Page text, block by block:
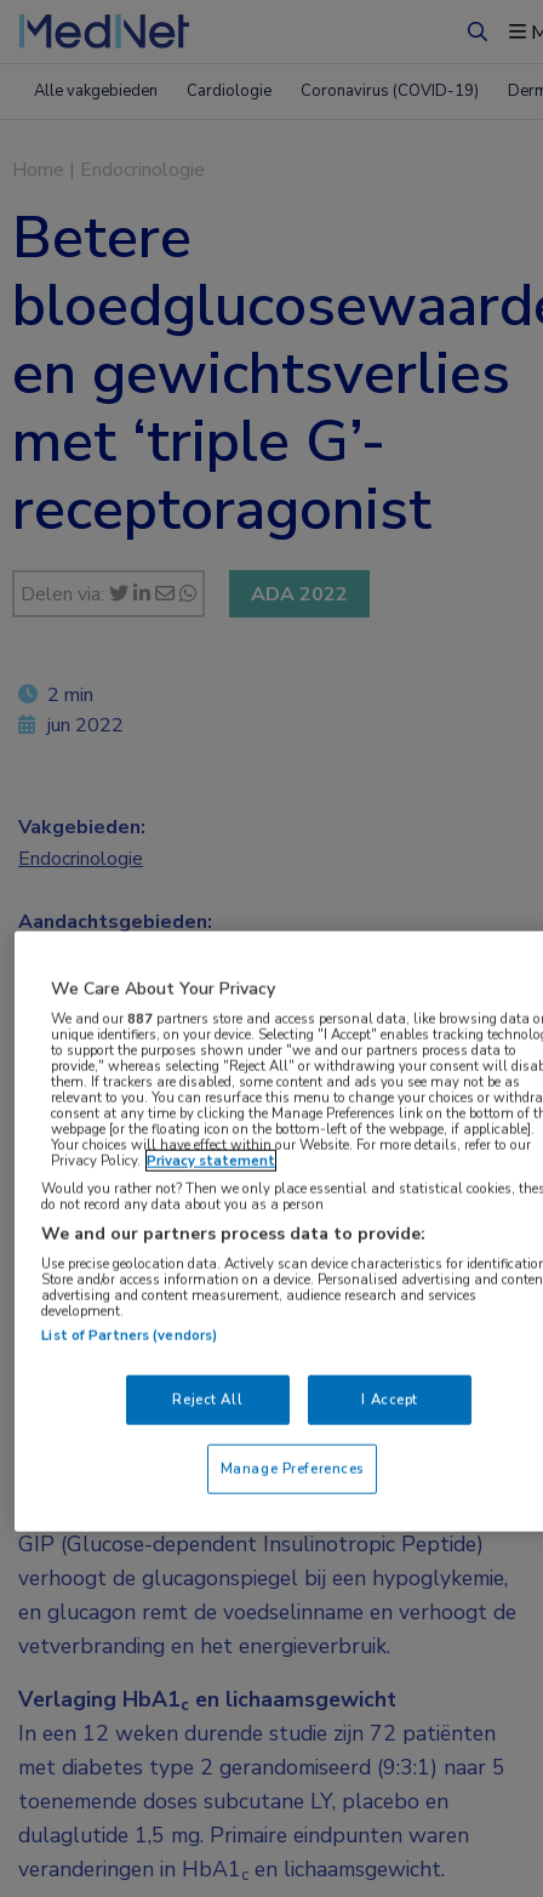
Zoeken
Alle vakgebieden Cardiologie Coronavirus (COVID-19)
Home | Endocrinologie
Betere
en gewichtsverlies
met ‘triple G’-
receptoragonist
Delen via: ADA 2022
Na de duale GIP/GLP-1 receptoragonisten is er
nu ook een GIP/GLP-1/glucagon-receptoragonist:
3437943 (LY). In een gerandomiseerde,
dubbelblinde, placebogecontroleerde fase I-
proof-of-conceptstudie zijn de veiligheid en
verdraagbaarheid van meerdere oplopende
doses van deze ‘triple G’-receptoragonist
Met positieve resultaten.
LY is een relatief nieuwe ‘triple G’-agonist. Drie
doelen in één medicijn: een GLP-1-receptoragonist
GIP (Glucose-dependent Insulinotropic Peptide)
verhoogt de glucagonspiegel bij een hypoglykemie,
en glucagon remt de voedselinname en verhoogt de
vetverbranding en het energieverbruik.
Verlaging HbA1c en lichaamsgewicht
In een 12 weken durende studie zijn 72 patiënten
met diabetes type 2 gerandomiseerd (9:3:1) naar 5
toenemende doses subcutane LY, placebo en
dulaglutide 1,5 mg. Primaire eindpunten waren
veranderingen in HbA1c en lichaamsgewicht.
2 min
jun 2022
Vakgebieden:
Endocrinologie
Aandachtsgebieden:
Tags:
GLP-1,HbA1c,obesitas,type 2-diabetes
We Care About Your Privacy
We and our887 partners store and access personal data, like browsing data
unique identifiers, on your device. Selecting "I Accept" enables tracking
to support the purposes shown under "we and our partners process data to
provide," whereas selecting "Reject All" or withdrawing your consent will
them. If trackers are disabled, some content and ads you see may not be as
relevant to you. You can resurface this menu to change your choices or
consent at any time by clicking the Manage Preferences link on the bottom of
webpage [or the floating icon on the bottom-left of the webpage, if applicable].
Your choices will have effect within our Website. For more details, refer to our
Privacy Policy. Privacy statement
Would you rather not? Then we only place essential and statistical cookies,
do not record any data about you as a person
We and our partners process data to provide:
Use precise geolocation data. Actively scan device characteristics for
Store and/or access information on a device. Personalised advertising and
advertising and content measurement, audience research and services
development.
List of Partners (vendors)
Reject All I Accept
Manage Preferences